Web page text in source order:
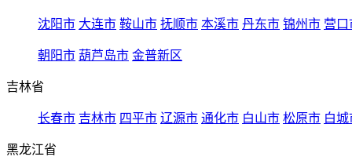
沈阳市 大连市 鞍山市 抚顺市 本溪市 丹东市 锦州市 营口
朝阳市 葫芦岛市 金普新区
吉林省
长春市 吉林市 四平市 辽源市 通化市 白山市 松原市 白城
黑龙江省